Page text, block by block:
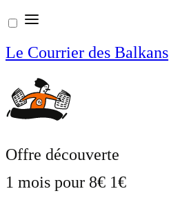
Aller
au
contenu
Le Courrier des Balkans
Offre découverte
1 mois pour 8€ 1€